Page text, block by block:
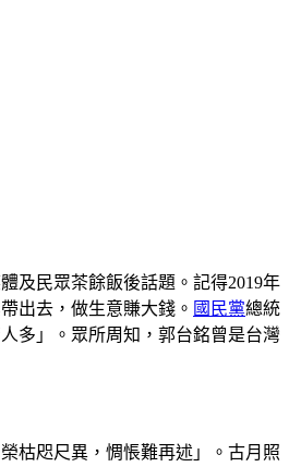
及民眾茶餘飯後話題。記得2019年
出去，做生意賺大錢。 國民黨總統
多」。眾所周知，郭台銘曾是台灣
枯咫尺異，惆悵難再述」。古月照